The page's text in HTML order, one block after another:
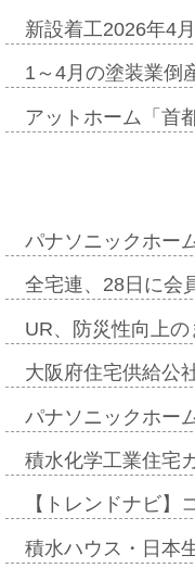
新設着工2026年4
1～4月の塗装業倒
アットホーム「首
パナソニックホー
全宅連、28日に会
UR、防災性向上
大阪府住宅供給公
パナソニックホー
積水化学工業住宅
【トレンドナビ
積水ハウス・日本